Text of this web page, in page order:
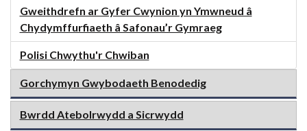
Gweithdrefn ar Gyfer Cwynion yn Ymwneud â
Chydymffurfiaeth â Safonau’r Gymraeg
Polisi Chwythu'r Chwiban
Gorchymyn Gwybodaeth Benodedig
Bwrdd Atebolrwydd a Sicrwydd